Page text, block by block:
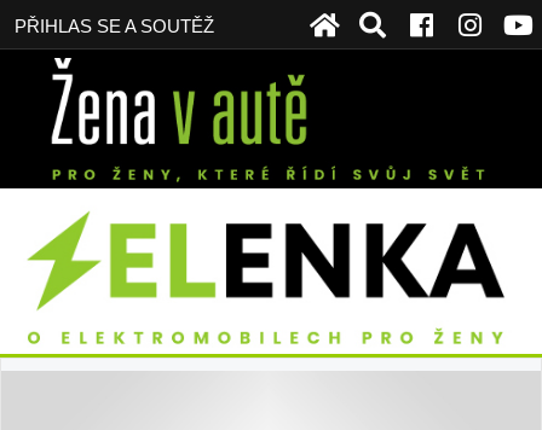
PŘIHLAS SE A SOUTĚŽ